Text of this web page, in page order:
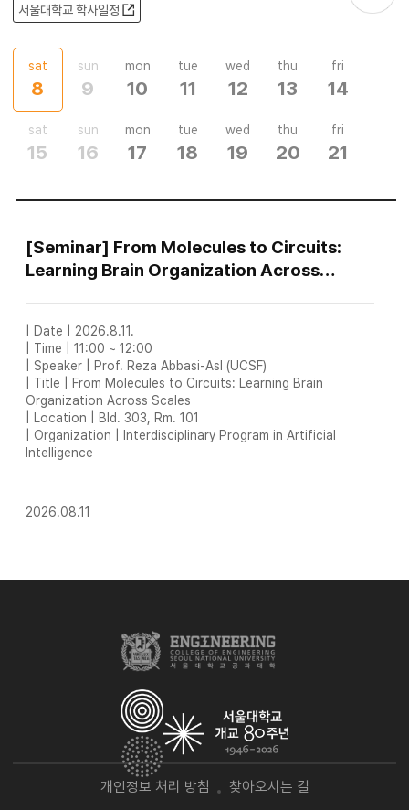
서울대학교 학사일정
sat
8
sun
9
mon
10
tue
11
wed
12
thu
13
fri
14
sat
15
sun
16
mon
17
tue
18
wed
19
thu
20
fri
21
[Seminar] From Molecules to Circuits:
Learning Brain Organization Across
| Date | 2026.8.11.
| Time | 11:00 ~ 12:00
| Speaker | Prof. Reza Abbasi-Asl (UCSF)
| Title | From Molecules to Circuits: Learning Brain
Organization Across Scales
| Location | Bld. 303, Rm. 101
| Organization | Interdisciplinary Program in Artificial
Intelligence
2026.08.11
개인정보 처리 방침 찾아오시는 길